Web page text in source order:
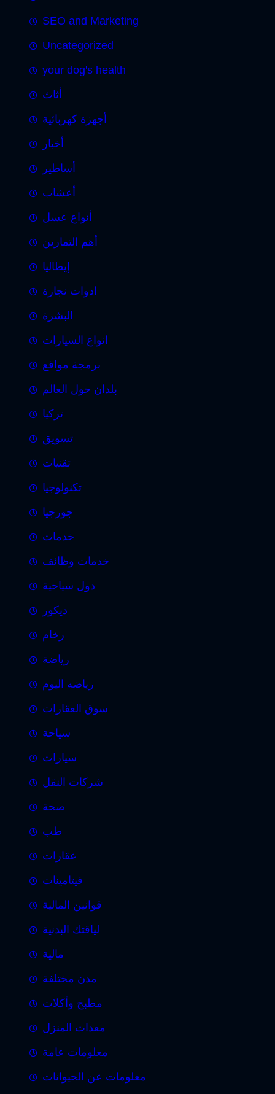
SEO and Marketing
Uncategorized
your dog's health
أثاث
أجهزة كهربائية
أخبار
أساطير
أعشاب
أنواع عسل
أهم التمارين
إيطاليا
ادوات نجارة
البشرة
انواع السيارات
برمجة مواقع
بلدان حول العالم
تركيا
تسويق
تقنيات
تكنولوجيا
جورجيا
خدمات
خدمات وظائف
دول سياحية
ديكور
رخام
رياضة
رياضه اليوم
سوق العقارات
سياحة
سيارات
شركات النقل
صحة
طب
عقارات
فيتامينات
قوانين المالية
لياقتك البدنية
مالية
مدن مختلفة
مطبخ وأكلات
معدات المنزل
معلومات عامة
معلومات عن الحيوانات